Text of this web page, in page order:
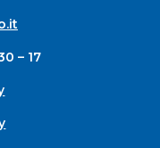
– 17